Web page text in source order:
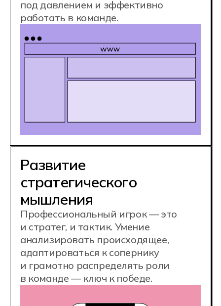
комментируют матчи, ведут стримы,
помогают в организации турниров,
развиваются как менеджеры,
продюсеры и ведущие трансляций.